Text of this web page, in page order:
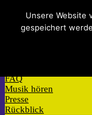
Impressum
FAQ
Musik hören
Presse
Rückblick
Unsere Website
gespeichert